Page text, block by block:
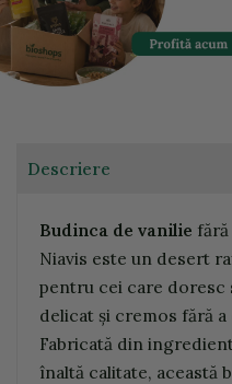
Descriere
Budinca de vanilie
Niavis este un desert
pentru cei care doresc
delicat și cremos fără
Fabricată din
înaltă calitate, această